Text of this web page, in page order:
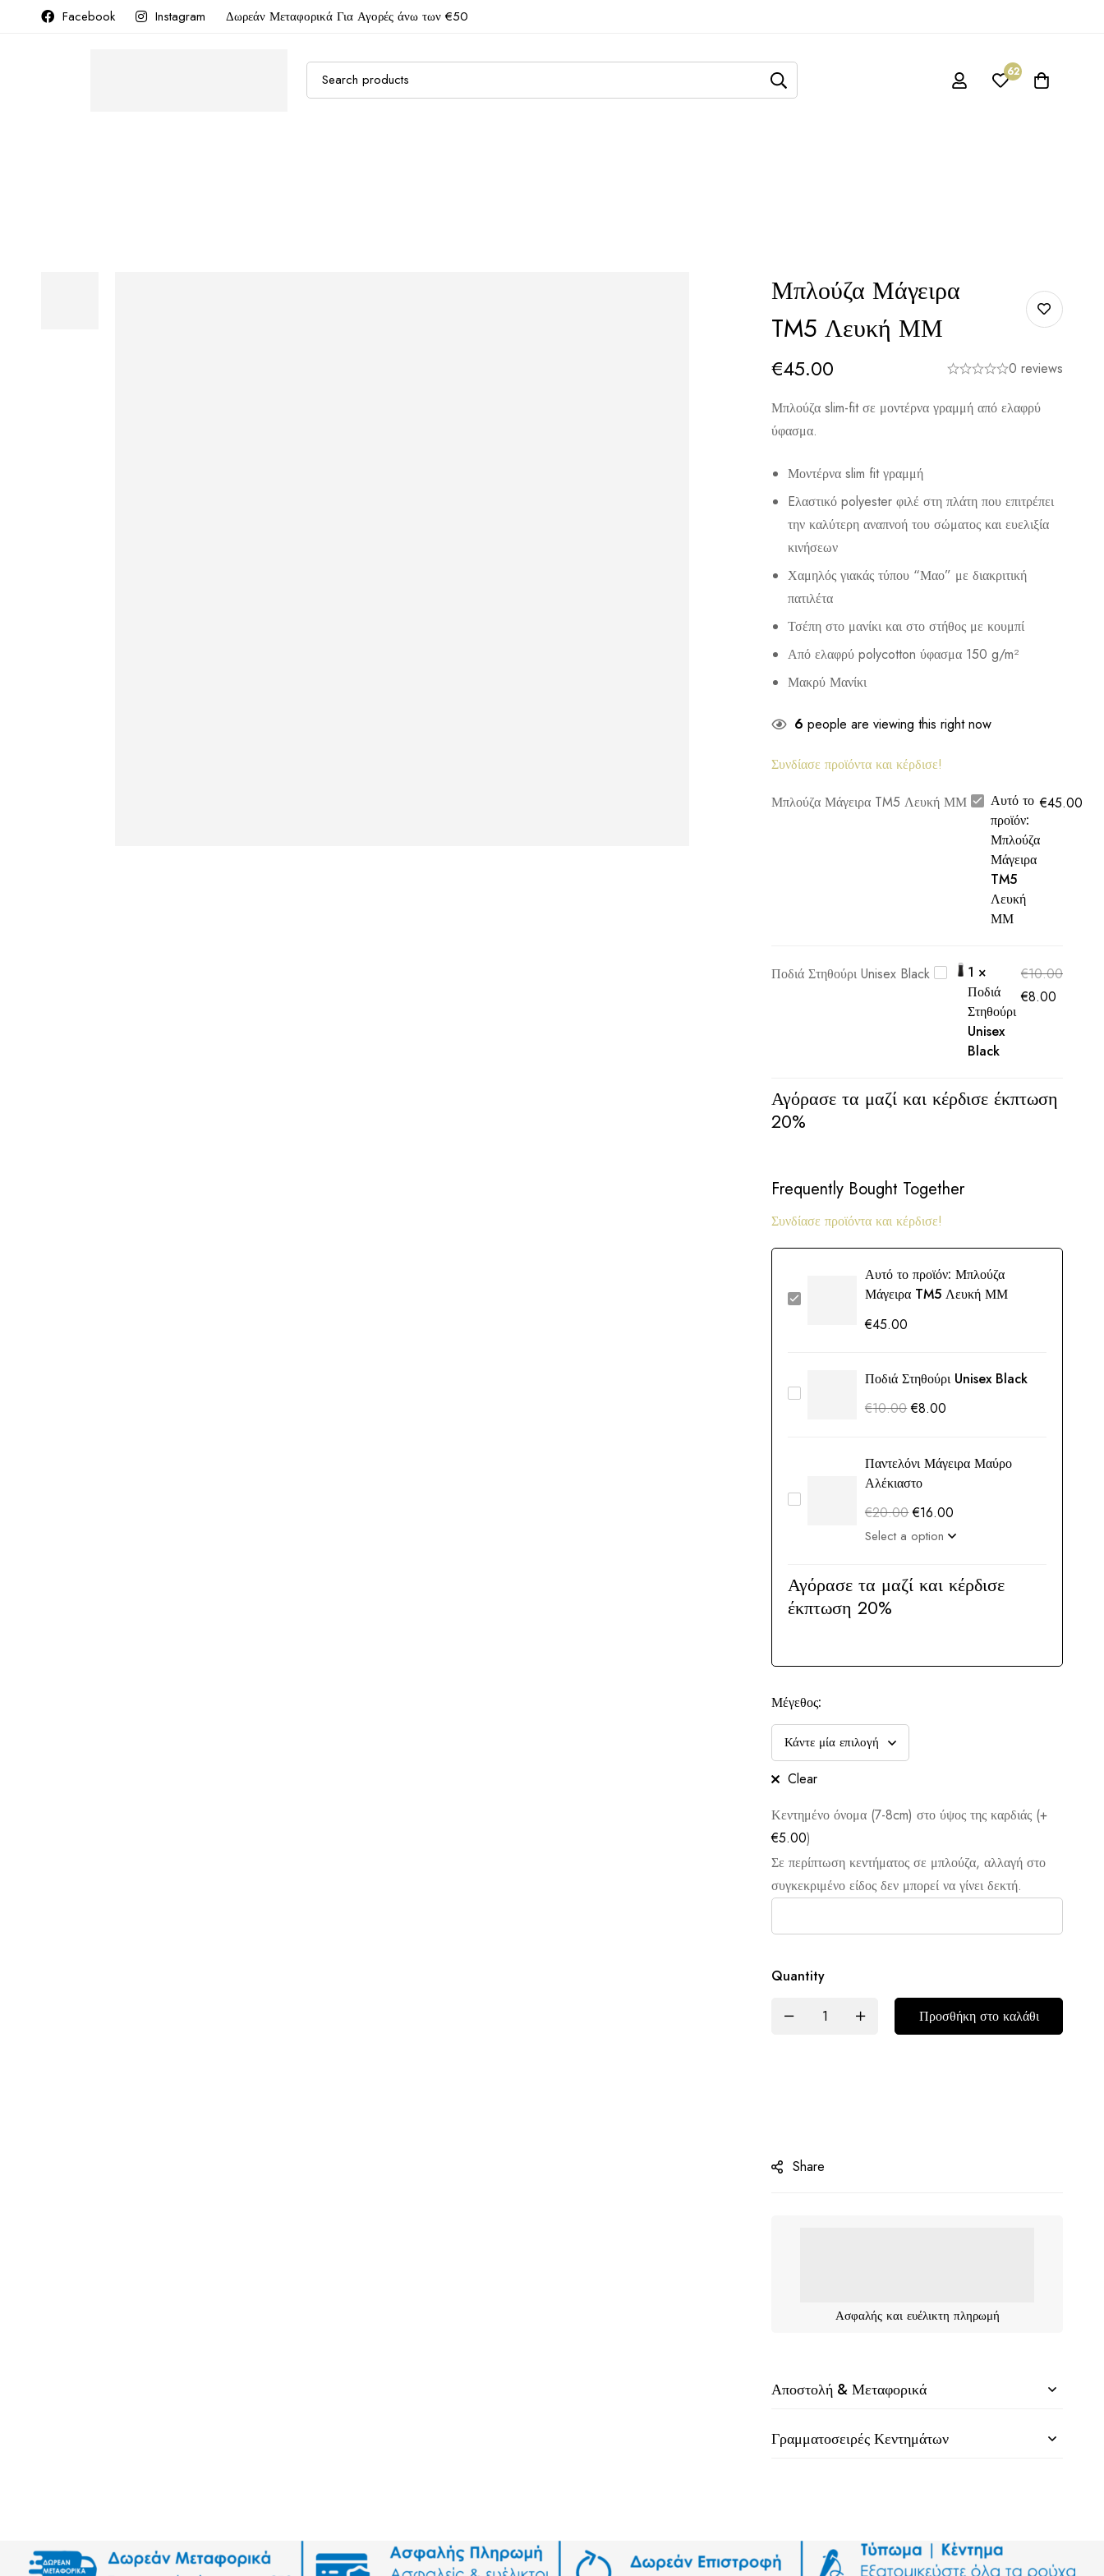
Facebook Instagram Δωρεάν Μεταφορικά Για Αγορές άνω των €50
62
Μπλούζα Μάγειρα
TM5 Λευκή ΜΜ
€45.00 0 reviews
Μπλούζα slim-fit σε μοντέρνα γραμμή από ελαφρύ
ύφασμα.
Μοντέρνα slim fit γραμμή
Eλαστικό polyester φιλέ στη πλάτη που επιτρέπει
την καλύτερη αναπνοή του σώματος και ευελιξία
κινήσεων
Χαμηλός γιακάς τύπου “Μαο” με διακριτική
πατιλέτα
Τσέπη στο μανίκι και στο στήθος με κουμπί
Από ελαφρύ polycotton ύφασμα 150 g/m²
Μακρύ Μανίκι
6 people are viewing this right now
Συνδίασε προϊόντα και κέρδισε!
Μπλούζα Μάγειρα TM5 Λευκή ΜΜ
Αυτό το
προϊόν:
Μπλούζα
Μάγειρα
TM5
Λευκή
ΜΜ
€45.00
Ποδιά Στηθούρι Unisex Black 1 ×
Ποδιά
Στηθούρι
Unisex
Black
€10.00
€8.00
Αγόρασε τα μαζί και κέρδισε έκπτωση
20%
Frequently Bought Together
Συνδίασε προϊόντα και κέρδισε!
Αυτό το προϊόν: Μπλούζα
Μάγειρα TM5 Λευκή ΜΜ
€45.00
Ποδιά Στηθούρι Unisex Black
€10.00 €8.00
Παντελόνι Μάγειρα Μαύρο
Αλέκιαστο
€20.00 €16.00
Αγόρασε τα μαζί και κέρδισε
έκπτωση 20%
Μέγεθος:
Clear
Κεντημένο όνομα (7-8cm) στο ύψος της καρδιάς (+
€5.00)
Σε περίπτωση κεντήματος σε μπλούζα, αλλαγή στο
συγκεκριμένο είδος δεν μπορεί να γίνει δεκτή.
Quantity
Προσθήκη στο καλάθι
Share
Ασφαλής και ευέλικτη πληρωμή
Αποστολή & Μεταφορικά
Γραμματοσειρές Κεντημάτων